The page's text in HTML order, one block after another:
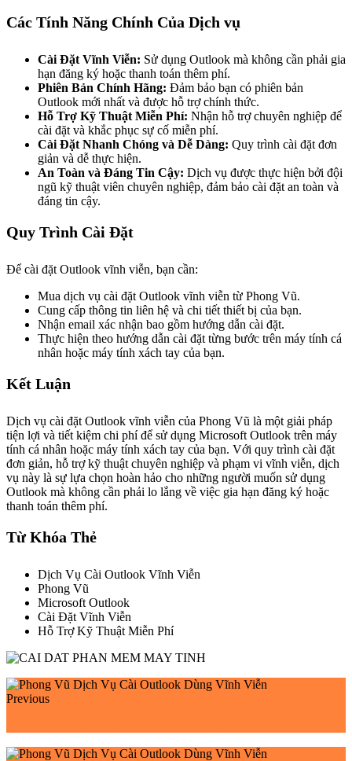
Các Tính Năng Chính Của Dịch vụ
Cài Đặt Vĩnh Viễn: Sử dụng Outlook mà không cần phải gia
hạn đăng ký hoặc thanh toán thêm phí.
Phiên Bản Chính Hãng: Đảm bảo bạn có phiên bản
Outlook mới nhất và được hỗ trợ chính thức.
Hỗ Trợ Kỹ Thuật Miễn Phí: Nhận hỗ trợ chuyên nghiệp để
cài đặt và khắc phục sự cố miễn phí.
Cài Đặt Nhanh Chóng và Dễ Dàng: Quy trình cài đặt đơn
giản và dễ thực hiện.
An Toàn và Đáng Tin Cậy: Dịch vụ được thực hiện bởi đội
ngũ kỹ thuật viên chuyên nghiệp, đảm bảo cài đặt an toàn và
đáng tin cậy.
Quy Trình Cài Đặt
Để cài đặt Outlook vĩnh viễn, bạn cần:
Mua dịch vụ cài đặt Outlook vĩnh viễn từ Phong Vũ.
Cung cấp thông tin liên hệ và chi tiết thiết bị của bạn.
Nhận email xác nhận bao gồm hướng dẫn cài đặt.
Thực hiện theo hướng dẫn cài đặt từng bước trên máy tính cá
nhân hoặc máy tính xách tay của bạn.
Kết Luận
Dịch vụ cài đặt Outlook vĩnh viễn của Phong Vũ là một giải pháp
tiện lợi và tiết kiệm chi phí để sử dụng Microsoft Outlook trên máy
tính cá nhân hoặc máy tính xách tay của bạn. Với quy trình cài đặt
đơn giản, hỗ trợ kỹ thuật chuyên nghiệp và phạm vi vĩnh viễn, dịch
vụ này là sự lựa chọn hoàn hảo cho những người muốn sử dụng
Outlook mà không cần phải lo lắng về việc gia hạn đăng ký hoặc
thanh toán thêm phí.
Từ Khóa Thẻ
Dịch Vụ Cài Outlook Vĩnh Viễn
Phong Vũ
Microsoft Outlook
Cài Đặt Vĩnh Viễn
Hỗ Trợ Kỹ Thuật Miễn Phí
Previous